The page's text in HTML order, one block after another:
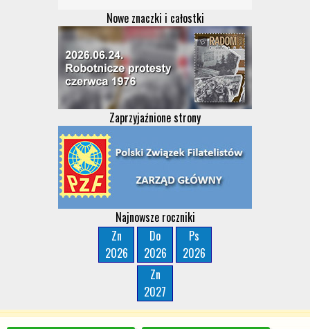
Nowe znaczki i całostki
Zaprzyjaźnione strony
Najnowsze roczniki
Zn
2026
Do
2026
Ps
2026
Zn
2027